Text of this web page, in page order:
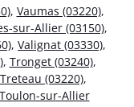
, Vaumas (03220),
sur-Allier (03150),
, Valignat (03330),
, Tronget (03240),
Treteau (03220),
Toulon-sur-Allier